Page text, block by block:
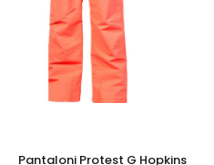
Pantaloni Protest G Hopkins